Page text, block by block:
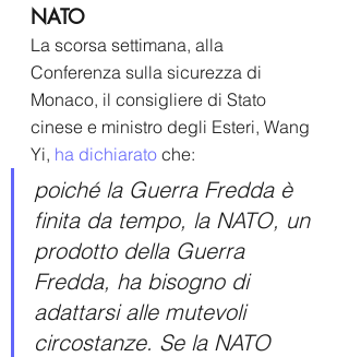
NATO
La scorsa settimana, alla
Conferenza sulla sicurezza di
Monaco, il consigliere di Stato
cinese e ministro degli Esteri, Wang
Yi, ha dichiarato che:
poiché la Guerra Fredda è
finita da tempo, la NATO, un
prodotto della Guerra
Fredda, ha bisogno di
adattarsi alle mutevoli
circostanze. Se la NATO